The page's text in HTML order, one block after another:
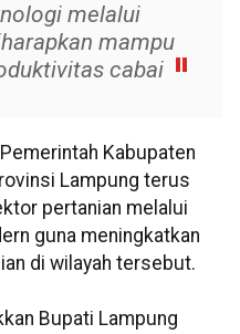
melalui
mampu
cabai
Kabupaten
Lampung terus
pertanian melalui
guna meningkatkan
di wilayah tersebut.
Bupati Lampung